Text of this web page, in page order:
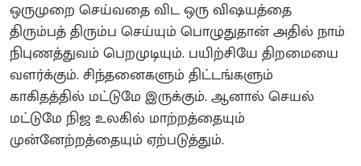
ஒருமுறை செய்வதை விட ஒரு விஷயத்தை
திரும்பத் திரும்ப செய்யும் பொழுதுதான் அதில் நாம்
நிபுணத்துவம் பெறமுடியும். பயிற்சியே திறமையை
வளர்க்கும். சிந்தனைகளும் திட்டங்களும்
காகிதத்தில் மட்டுமே இருக்கும். ஆனால் செயல்
மட்டுமே நிஜ உலகில் மாற்றத்தையும்
முன்னேற்றத்தையும் ஏற்படுத்தும்.